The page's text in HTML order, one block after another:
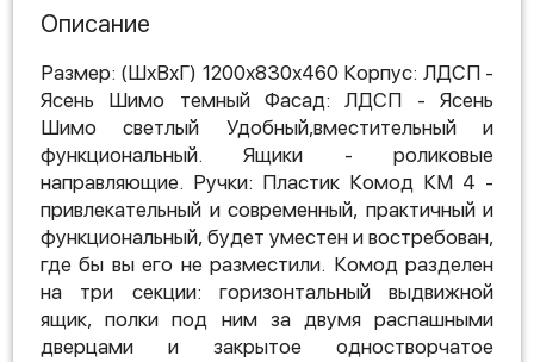
Описание
Размер: (ШхВхГ) 1200х830х460 Корпус: ЛДСП -
Ясень Шимо темный Фасад: ЛДСП - Ясень
Шимо светлый Удобный,вместительный и
функциональный. Ящики - роликовые
направляющие. Ручки: Пластик Комод КМ 4 -
привлекательный и современный, практичный и
функциональный, будет уместен и востребован,
где бы вы его не разместили. Комод разделен
на три секции: горизонтальный выдвижной
ящик, полки под ним за двумя распашными
дверцами и закрытое одностворчатое